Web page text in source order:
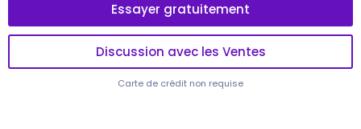
Essayer gratuitement
Discussion avec les Ventes
Carte de crédit non requise